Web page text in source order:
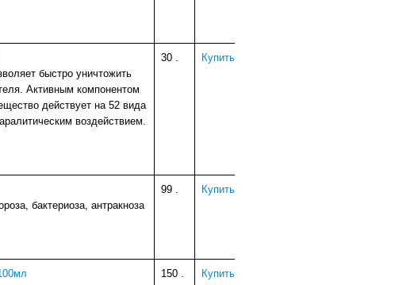
быстро уничтожить
Активным компонентом
действует на 52 вида
воздействием.
30 . Купить
бактериоза, антракноза
99 . Купить
150 . Купить